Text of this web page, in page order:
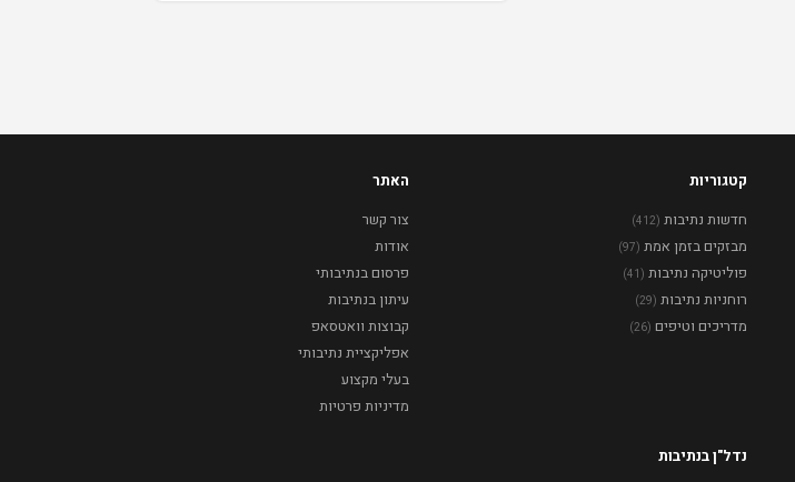
קטגוריות
חדשות נתיבות (412)
מבזקים בזמן אמת (97)
פוליטיקה נתיבות (41)
רוחניות נתיבות (29)
מדריכים וטיפים (26)
האתר
צור קשר
אודות
פרסום בנתיבותי
עיתון בנתיבות
קבוצות וואטסאפ
אפליקציית נתיבותי
בעלי מקצוע
מדיניות פרטיות
נדל"ן בנתיבות